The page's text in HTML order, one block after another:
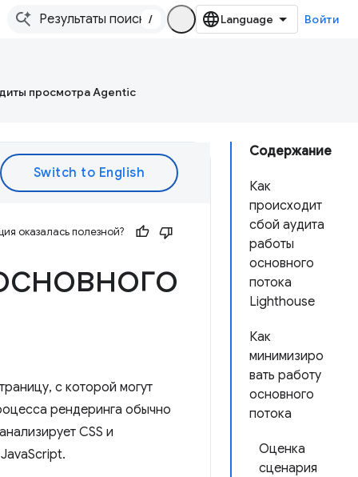
/ Войти
просмотра Agentic
Содержание
Как
происходит
сбой аудита
работы
основного
потока
Lighthouse
Как
минимизиро
вать работу
основного
потока
Оценка
сценария
оказалась полезной?
с которой могут
рендеринга обычно
CSS и